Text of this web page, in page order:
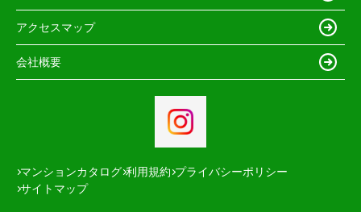
アクセスマップ
会社概要
マンションカタログ 利用規約 プライバシーポリシー
サイトマップ